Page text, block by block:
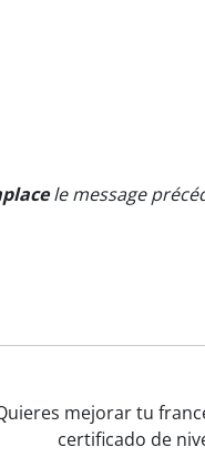
le message
mejorar tu
certificado de